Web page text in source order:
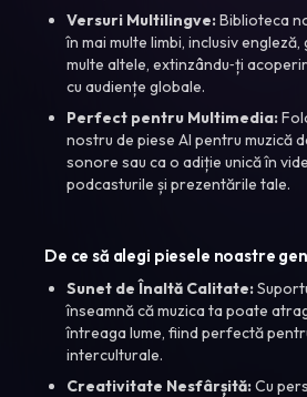
Versuri Multilingve:Biblioteca
în mai multe limbi, inclusiv
multe altele, extinzându‑ți
cu audiențe globale.
Perfect pentru Multimedia:
nostru de piese AI pentru muzică
sonore sau ca o adiție unică în
podcasturile și prezentările tale.
De ce să alegi piesele noastre
Sunet de Înaltă Calitate:
înseamnă că muzica ta poate
întreaga lume, fiind perfectă
interculturale.
Creativitate Nesfârșită:Cu